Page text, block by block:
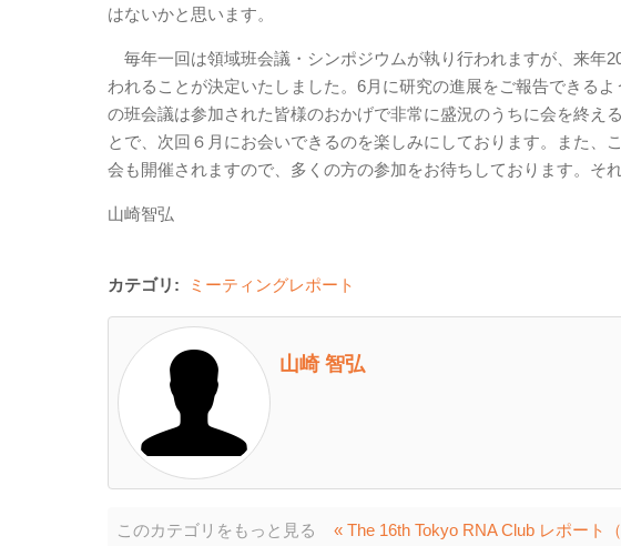
はないかと思います。
毎年一回は領域班会議・シンポジウムが執り行われますが、来年
われることが決定いたしました。6月に研究の進展をご報告できる
の班会議は参加された皆様のおかげで非常に盛況のうちに会を終え
とで、次回６月にお会いできるのを楽しみにしております。また、
会も開催されますので、多くの方の参加をお待ちしております。そ
山崎智弘
カテゴリ: ミーティングレポート
山崎 智弘
このカテゴリをもっと見る « The 16th Tokyo RNA Club レポート（